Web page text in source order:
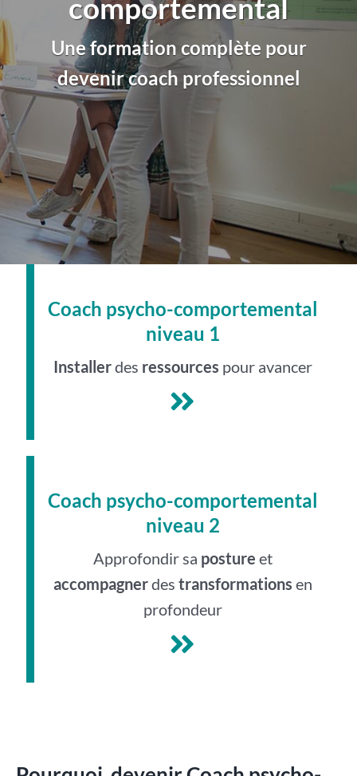
comportemental
Une formation complète pour
devenir coach professionnel
Coach psycho-comportemental
niveau 1
Installerdes ressources pour avancer
Coach psycho-comportemental
niveau 2
Approfondir sa posture et
accompagnerdes transformations en
profondeur